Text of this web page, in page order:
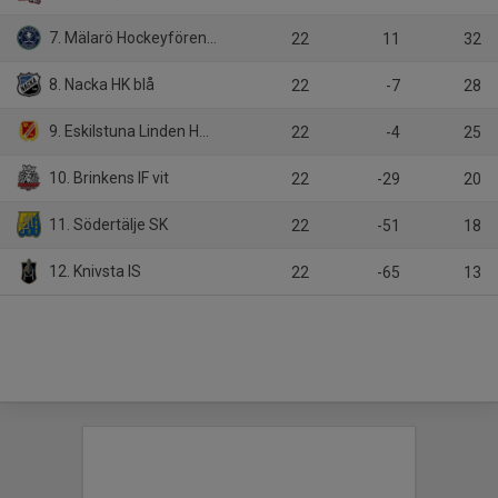
7. Mälarö Hockeyförening 22 11 32
8. Nacka HK blå 22 -7 28
9. Eskilstuna Linden Hockey 22 -4 25
10. Brinkens IF vit 22 -29 20
11. Södertälje SK 22 -51 18
12. Knivsta IS 22 -65 13